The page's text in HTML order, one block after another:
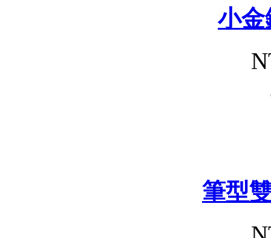
小金
筆型